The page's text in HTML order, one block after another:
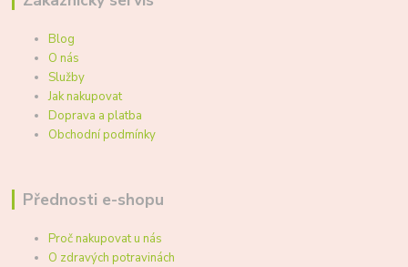
Blog
O nás
Služby
Jak nakupovat
Doprava a platba
Obchodní podmínky
Přednosti e-shopu
Proč nakupovat u nás
O zdravých potravinách